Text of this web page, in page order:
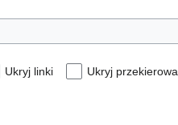
Ukryj linki Ukryj